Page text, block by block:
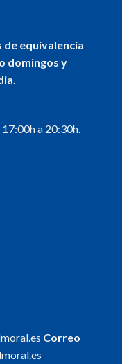
de equivalencia
domingos y
a 20:30h.
Correo